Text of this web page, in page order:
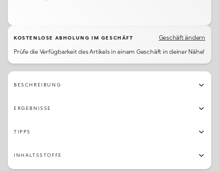
KOSTENLOSE ABHOLUNG IM GESCHÄFT
Geschäft ändern
Prüfe die Verfügbarkeit des Artikels in einem Geschäft in deiner Nähe!
BESCHREIBUNG
ERGEBNISSE
TIPPS
INHALTSSTOFFE